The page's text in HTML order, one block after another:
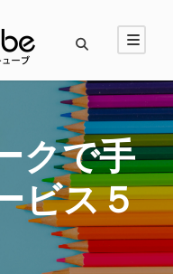
クで手
ビス５